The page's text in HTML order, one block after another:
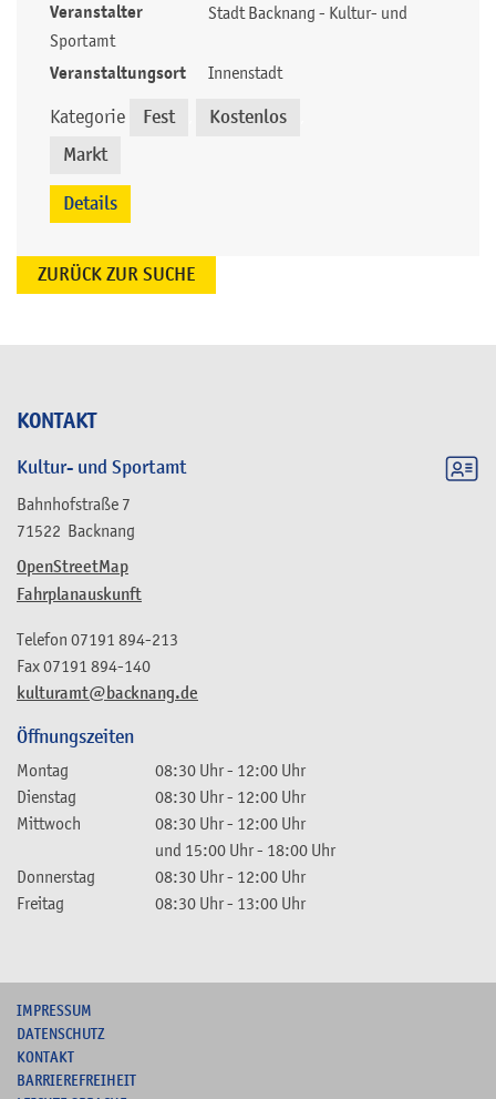
KONTAKT
Kultur- und Sportamt
Bahnhofstraße 7
71522 Backnang
OpenStreetMap
Fahrplanauskunft
kulturamt@backnang.de
Telefon 07191 894-213
Fax07191 894-140
Öffnungszeiten
Montag 08:30 Uhr- 12:00 Uhr
Dienstag
08:30 Uhr- 12:00 Uhr
Mittwoch
08:30 Uhr- 12:00 Uhr
und 15:00 Uhr- 18:00 Uhr
Donnerstag
08:30 Uhr- 12:00 Uhr
Freitag
08:30 Uhr- 13:00 Uhr
Veranstalter
Stadt Backnang - Kultur- und
Sportamt
Veranstaltungsort Innenstadt
Kategorie Fest Kostenlos
Markt
Details
ZURÜCK ZUR SUCHE
IMPRESSUM
DATENSCHUTZ
KONTAKT
BARRIEREFREIHEIT